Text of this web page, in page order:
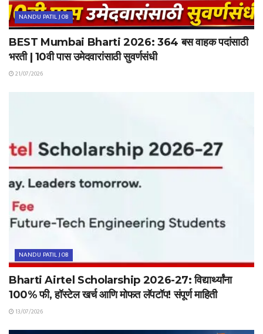
NANDU PATIL JOB
BEST Mumbai Bharti 2026: 364 बस वाहक पदांसाठी
भरती | 10वी पास उमेदवारांसाठी सुवर्णसंधी
21/07/2026
NANDU PATIL JOB
Bharti Airtel Scholarship 2026-27: विद्यार्थ्यांना
100% फी, हॉस्टेल खर्च आणि मोफत लॅपटॉप! संपूर्ण माहिती
13/07/2026